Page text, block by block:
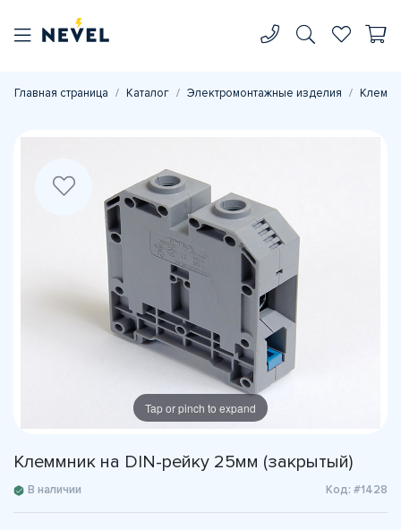
Главная страница Каталог Электромонтажные изделия
Tap or pinch to expand
Клеммник на DIN-рейку 25мм (закрытый)
В наличии Код: #1428